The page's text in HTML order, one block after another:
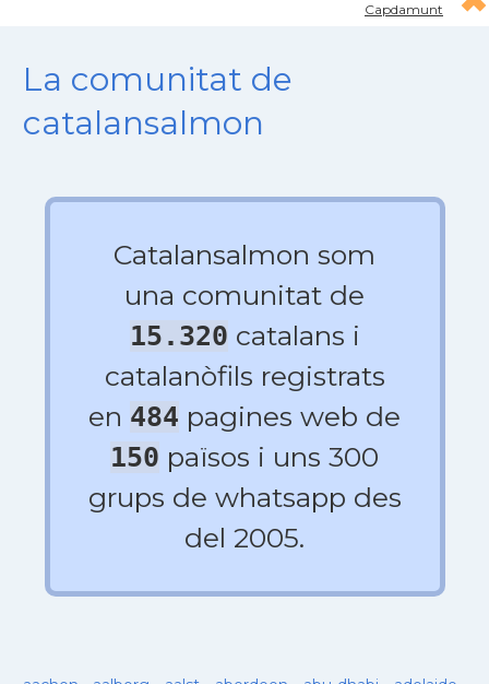
Capdamunt
La comunitat de
catalansalmon
Catalansalmon som
una comunitat de
15.320 catalans i
catalanòfils registrats
en 484 pagines web de
150 països i uns 300
grups de whatsapp des
del 2005.